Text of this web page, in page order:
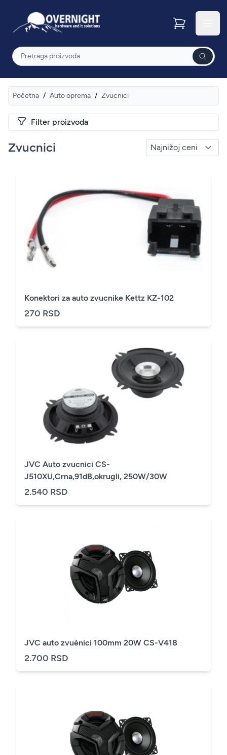
Overnight
Pretraga
Početna / Auto oprema / Zvucnici
Filter proizvoda
Zvucnici
Konektori za auto zvucnike Kettz KZ-102
270 RSD
JVC Auto zvucnici CS-
J510XU,Crna,91dB,okrugli, 250W/30W
2.540 RSD
JVC auto zvuènici 100mm 20W CS-V418
2.700 RSD